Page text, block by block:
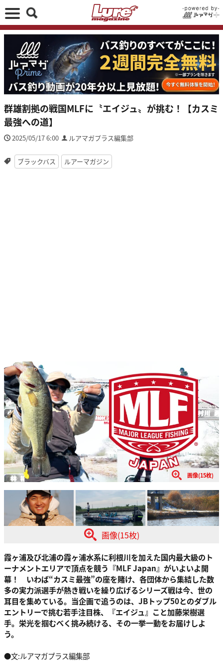
群雄割拠の戦国MLFに〝エイジュ〟が挑む！【カスミ
最強への道】
2025/05/17 6:00 ルアマガプラス編集部
ブラックバス ルアーマガジン
画像(15枚)
画像(15枚)
霞ヶ浦及び北浦の霞ヶ浦水系に利根川を加えた国内最大級のト
ーナメントエリアで頂点を競う『MLF Japan』がいよいよ開
幕！ いわば“カスミ最強”の座を賭け、各団体から集結した数
多の実力派選手が熱き戦いを繰り広げるシリーズ戦は今、世の
耳目を集めている。当企画で追うのは、JBトップ50とのダブル
エントリーで挑む若手注目株、『エイジュ』こと加藤栄樹選
手。栄光を掴むべく挑み続ける、その一挙一動をお届けしよ
う。
●文:ルアマガプラス編集部